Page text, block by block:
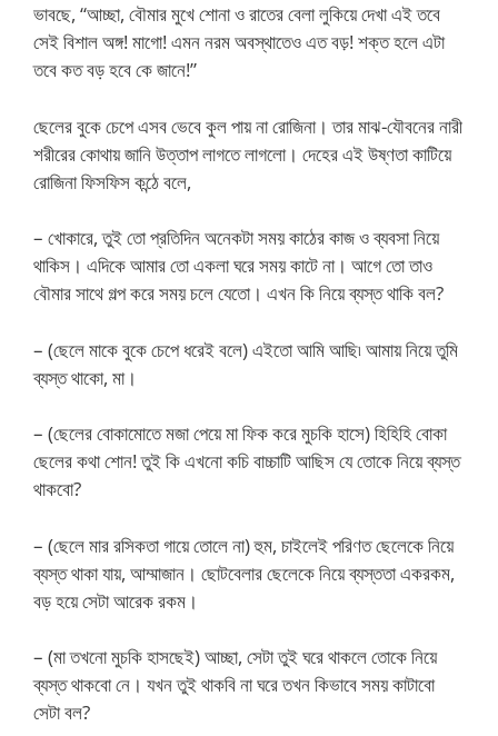
ভাবছে, “আচ্ছা, বৌমার মুখে শোনা ও রাতের বেলা লুকিয়ে দেখা এই তবে
সেই বিশাল অঙ্গ! মাগো! এমন নরম অবস্থাতেও এত বড়! শক্ত হলে এটা
তবে কত বড় হবে কে জানে!”
ছেলের বুকে চেপে এসব ভেবে কুল পায় না রোজিনা। তার মাঝ-যৌবনের নারী
শরীরের কোথায় জানি উত্তাপ লাগতে লাগলো। দেহের এই উষ্ণতা কাটিয়ে
রোজিনা ফিসফিস কন্ঠে বলে,
– খোকারে, তুই তো প্রতিদিন অনেকটা সময় কাঠের কাজ ও ব্যবসা নিয়ে
থাকিস। এদিকে আমার তো একলা ঘরে সময় কাটে না। আগে তো তাও
বৌমার সাথে গল্প করে সময় চলে যেতো। এখন কি নিয়ে ব্যস্ত থাকি বল?
– (ছেলে মাকে বুকে চেপে ধরেই বলে) এইতো আমি আছি৷ আমায় নিয়ে তুমি
ব্যস্ত থাকো, মা।
– (ছেলের বোকামোতে মজা পেয়ে মা ফিক করে মুচকি হাসে) হিহিহি বোকা
ছেলের কথা শোন! তুই কি এখনো কচি বাচ্চাটি আছিস যে তোকে নিয়ে ব্যস্ত
থাকবো?
– (ছেলে মার রসিকতা গায়ে তোলে না) হুম, চাইলেই পরিণত ছেলেকে নিয়ে
ব্যস্ত থাকা যায়, আম্মাজান। ছোটবেলার ছেলেকে নিয়ে ব্যস্ততা একরকম,
বড় হয়ে সেটা আরেক রকম।
– (মা তখনো মুচকি হাসছেই) আচ্ছা, সেটা তুই ঘরে থাকলে তোকে নিয়ে
ব্যস্ত থাকবো নে। যখন তুই থাকবি না ঘরে তখন কিভাবে সময় কাটাবো
সেটা বল?